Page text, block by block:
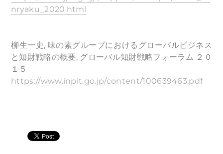
nryaku_2020.html
柳生一史, 味の素グループにおけるグローバルビジネス
と知財戦略の概要, グローバル知財戦略フォーラム ２０
１５
https://www.inpit.go.jp/content/100639463.pdf